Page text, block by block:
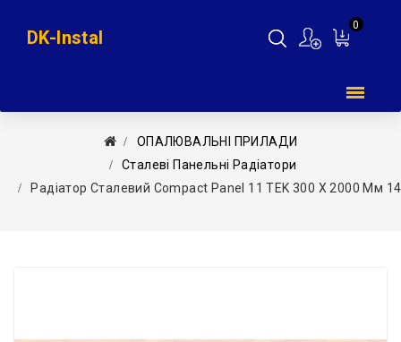
0
DK-Instal
ОПАЛЮВАЛЬНІ ПРИЛАДИ
Сталеві Панельні Радіатори
Радіатор Сталевий Compact Panel 11 TEK 300 X 2000 Мм